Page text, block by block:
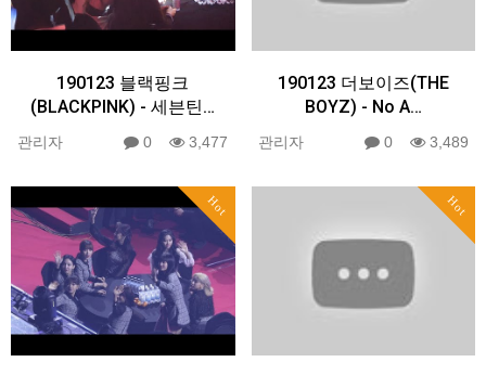
190123 블랙핑크
(BLACKPINK) - 세븐틴…
관리자 0 3,477
190123 더보이즈(THE
BOYZ) - No A…
관리자 0 3,489
Hot Hot